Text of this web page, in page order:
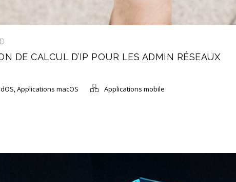
DE CALCUL D’IP POUR LES ADMIN RÉSEAUX
Applications macOS Applications mobile